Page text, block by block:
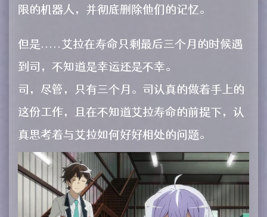
限的机器人，并彻底删除他们的记忆。
但是.....艾拉在寿命只剩最后三个月的时候遇
到司，不知道是幸运还是不幸。
司，尽管，只有三个月。司认真的做着手上的
这份工作，且在不知道艾拉寿命的前提下，认
真思考着与艾拉如何好好相处的问题。